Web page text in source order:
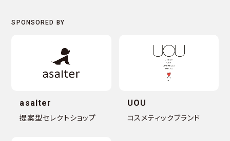
asalter
提案型セレクトショップ
UOU
コスメティックブランド